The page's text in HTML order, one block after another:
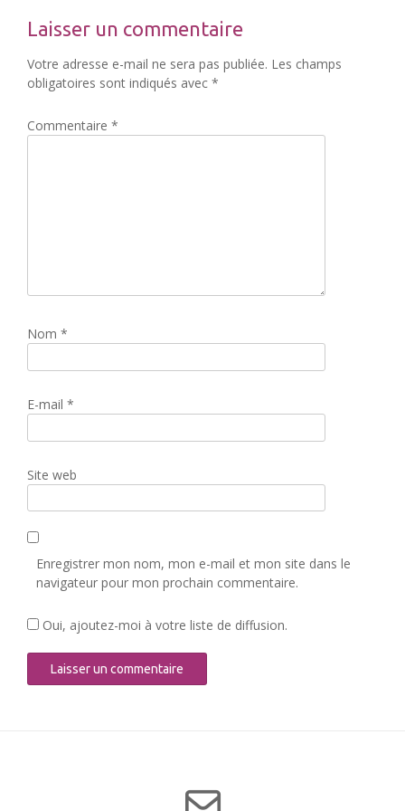
Laisser un commentaire
Votre adresse e-mail ne sera pas publiée. Les champs
obligatoires sont indiqués avec *
Commentaire *
Nom *
E-mail *
Site web
Enregistrer mon nom, mon e-mail et mon site dans le
navigateur pour mon prochain commentaire.
Oui, ajoutez-moi à votre liste de diffusion.